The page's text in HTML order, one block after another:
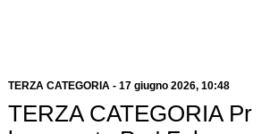
TERZA CATEGORIA- 17 giugno 2026, 10:48
TERZA CATEGORIA